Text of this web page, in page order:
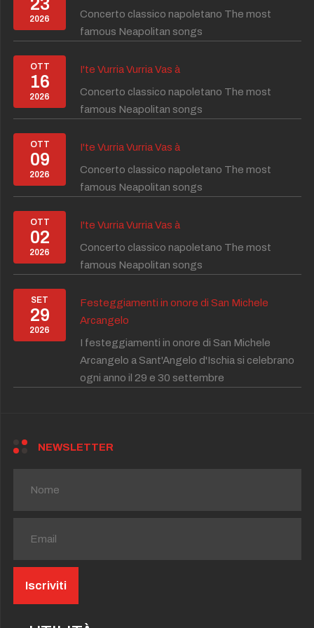
23
2026
Concerto classico napoletano The most
famous Neapolitan songs
OTT
16
2026
I'te Vurria Vurria Vas à
Concerto classico napoletano The most
famous Neapolitan songs
OTT
09
2026
I'te Vurria Vurria Vas à
Concerto classico napoletano The most
famous Neapolitan songs
OTT
02
2026
I'te Vurria Vurria Vas à
Concerto classico napoletano The most
famous Neapolitan songs
SET
29
2026
Festeggiamenti in onore di San Michele
Arcangelo
I festeggiamenti in onore di San Michele
Arcangelo a Sant'Angelo d'Ischia si celebrano
ogni anno il 29 e 30 settembre
NEWSLETTER